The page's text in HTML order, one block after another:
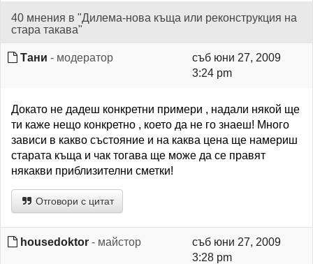
40 мнения в "Дилема-нова къща или реконструкция на
стара такава"
Тани - модератор
съб юни 27, 2009
3:24 pm
Докато не дадеш конкретни примери , надали някой ще
ти каже нещо конкретно , което да не го знаеш! Много
зависи в какво състояние и на каква цена ще намериш
старата къща и чак тогава ще може да се правят
някакви приблизителни сметки!
Отговори с цитат
housedoktor - майстор
съб юни 27, 2009
3:28 pm